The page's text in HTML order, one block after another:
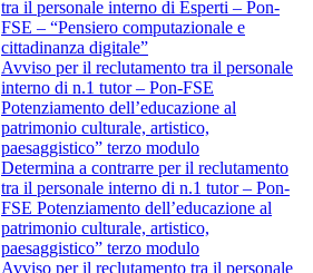
tra il personale interno di Esperti – Pon-
FSE – “Pensiero computazionale e
cittadinanza digitale”
Avviso per il reclutamento tra il personale
interno di n.1 tutor – Pon-FSE
Potenziamento dell’educazione al
patrimonio culturale, artistico,
paesaggistico” terzo modulo
Determina a contrarre per il reclutamento
tra il personale interno di n.1 tutor – Pon-
FSE Potenziamento dell’educazione al
patrimonio culturale, artistico,
paesaggistico” terzo modulo
Avviso per il reclutamento tra il personale